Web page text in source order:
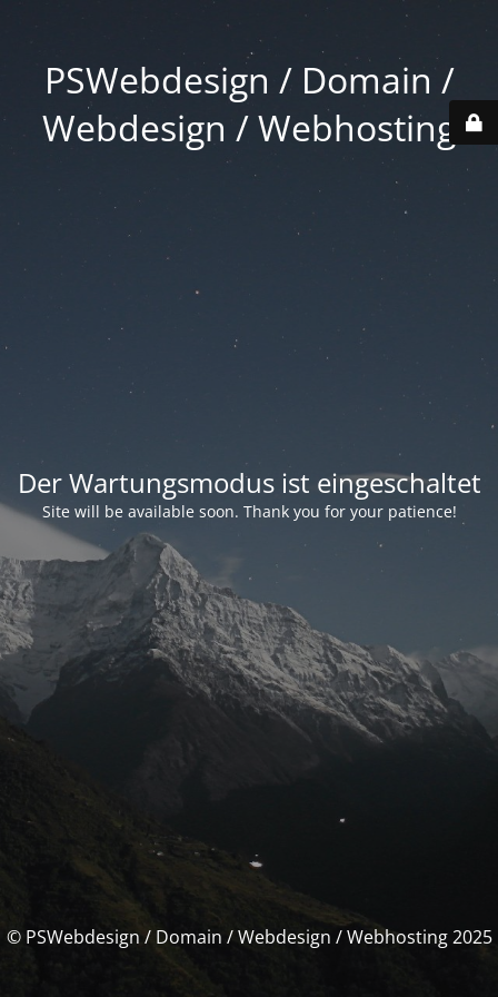
PSWebdesign / Domain /
Webdesign / Webhosting
Der Wartungsmodus ist eingeschaltet
Site will be available soon. Thank you for your patience!
© PSWebdesign / Domain / Webdesign / Webhosting 2025